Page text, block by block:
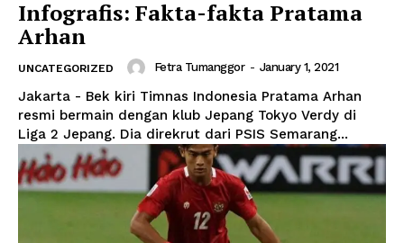
Infografis: Fakta-fakta Pratama
Arhan
UNCATEGORIZED Fetra Tumanggor - January 1, 2021
Jakarta - Bek kiri Timnas Indonesia Pratama Arhan
resmi bermain dengan klub Jepang Tokyo Verdy di
Liga 2 Jepang. Dia direkrut dari PSIS Semarang...